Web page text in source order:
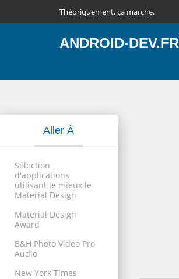
Théoriquement, ça marche.
ANDROID-DEV.FR
Aller À
Sélection
d'applications
utilisant le mieux le
Material Design
Material Design
Award
B&H Photo Video Pro
Audio
New York Times